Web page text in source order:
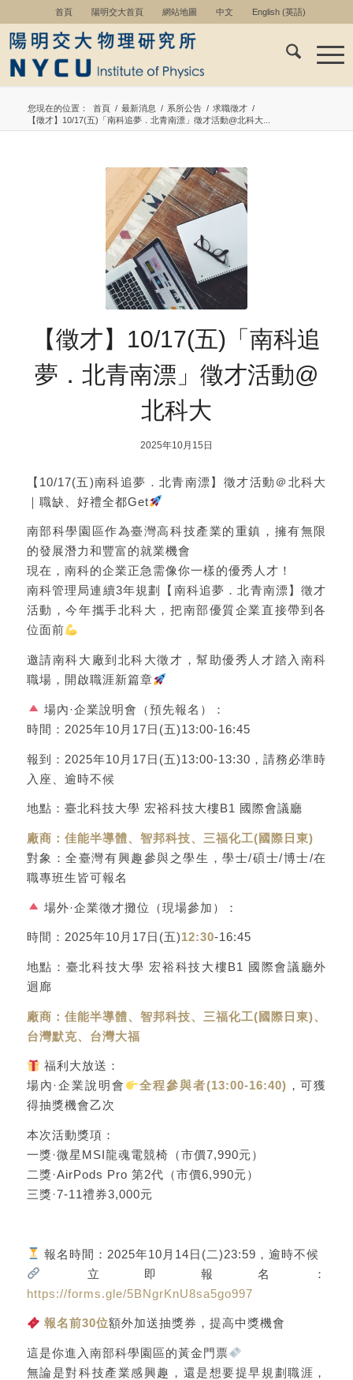
首頁 陽明交大首頁 網站地圖 中文 English(英語)
您現在的位置： 首頁 / 最新消息 / 系所公告 / 求職徵才 /
【徵才】10/17(五)「南科追夢．北青南漂」徵才活動@北科大...
【徵才】10/17(五)「南科追
夢．北青南漂」徵才活動@
北科大
2025年10月15日
【10/17(五)南科追夢．北青南漂】徵才活動＠北科大
｜職缺、好禮全都Get
南部科學園區作為臺灣高科技產業的重鎮，擁有無限
的發展潛力和豐富的就業機會
現在，南科的企業正急需像你一樣的優秀人才！
南科管理局連續3年規劃【南科追夢．北青南漂】徵才
活動，今年攜手北科大，把南部優質企業直接帶到各
位面前
邀請南科大廠到北科大徵才，幫助優秀人才踏入南科
職場，開啟職涯新篇章
場內·企業說明會（預先報名）：
時間：2025年10月17日(五)13:00-16:45
報到：2025年10月17日(五)13:00-13:30，請務必準時
入座、逾時不候
地點：臺北科技大學 宏裕科技大樓B1 國際會議廳
廠商：佳能半導體、智邦科技、三福化工(國際日東)
對象：全臺灣有興趣參與之學生，學士/碩士/博士/在
職專班生皆可報名
場外·企業徵才攤位（現場參加）：
時間：2025年10月17日(五)12:30-16:45
地點：臺北科技大學 宏裕科技大樓B1 國際會議廳外
迴廊
廠商：佳能半導體、智邦科技、三福化工(國際日東)、
台灣默克、台灣大福
福利大放送：
場內·企業說明會
全程參與者(13:00-16:40) ，可獲
得抽獎機會乙次
本次活動獎項：
一獎·微星MSI龍魂電競椅（市價7,990元）
二獎·AirPods Pro 第2代（市價6,990元）
三獎·7-11禮券3,000元
報名時間：2025年10月14日(二)23:59，逾時不候
立即報名：
https://forms.gle/5BNgrKnU8sa5go997
報名前30位額外加送抽獎券，提高中獎機會
這是你進入南部科學園區的黃金門票
無論是對科技產業感興趣，還是想要提早規劃職涯，